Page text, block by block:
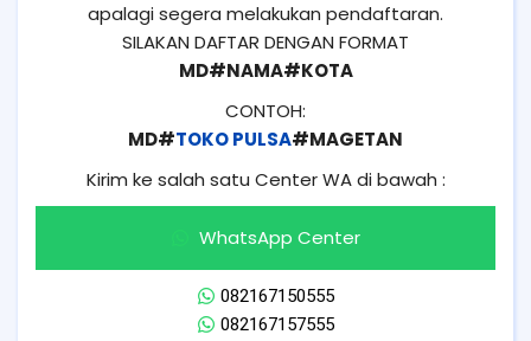
apalagi segera melakukan pendaftaran.
SILAKAN DAFTAR DENGAN FORMAT
MD#NAMA#KOTA
CONTOH:
MD#TOKO PULSA#MAGETAN
Kirim ke salah satu Center WA di bawah :
WhatsApp Center
082167150555
082167157555